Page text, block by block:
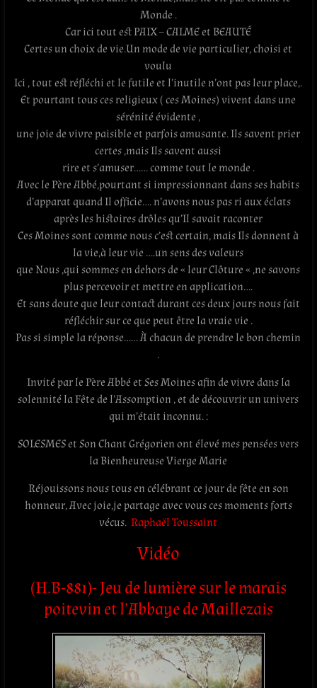
Monde .
Car ici tout est PAIX – CALME et BEAUTÉ
Certes un choix de vie.Un mode de vie particulier, choisi et
voulu
Ici , tout est réfléchi et le futile et l’inutile n’ont pas leur place,.
Et pourtant tous ces religieux ( ces Moines) vivent dans une
sérénité évidente ,
une joie de vivre paisible et parfois amusante. Ils savent prier
certes ,mais Ils savent aussi
rire et s’amuser…… comme tout le monde .
Avec le Père Abbé,pourtant si impressionnant dans ses habits
d’apparat quand Il officie…. n’avons nous pas ri aux éclats
après les histoires drôles qu’Il savait raconter
Ces Moines sont comme nous c’est certain, mais Ils donnent à
la vie,à leur vie ….un sens des valeurs
que Nous ,qui sommes en dehors de « leur Clôture « ,ne savons
plus percevoir et mettre enapplication….
Et sans doute que leur contact durant ces deux jours nous fait
réfléchir sur ce que peut êtrela vraie vie .
Pas si simple la réponse…… À chacun de prendre le bon chemin
.
Invité par le Père Abbé et Ses Moines afin de vivre dans la
solennité la Fête de l’Assomption , et de découvrir un univers
qui m’était inconnu. :
SOLESMES et Son Chant Grégorien ont élevé mes pensées vers
la Bienheureuse Vierge Marie
Réjouissons nous tous en célébrant ce jour de fête en son
honneur, Avec joie,je partage avec vous ces moments forts
vécus.Raphaël Toussaint
Vidéo
(H.B-881)- Jeu de lumière sur le marais
poitevin et l’Abbaye de Maillezais